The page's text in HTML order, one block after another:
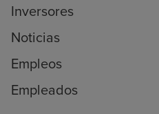
Inversores
Noticias
Empleos
Empleados